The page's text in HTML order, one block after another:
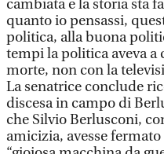
cambiata e la storia sta
quanto io pensassi,
politica, alla buona
tempi la politica aveva a
morte, non con la
La senatrice conclude
discesa in campo di
che Silvio Berlusconi,
amicizia, avesse